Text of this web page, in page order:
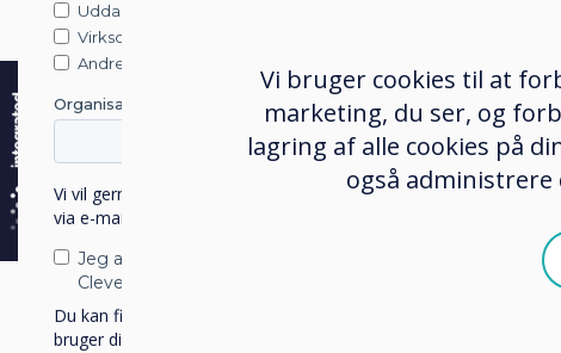
Læs mere
of
Vi bruger cookies til at
marketing, du ser, og
lagring af alle cookies på
også administrere
Uddannelse
Virksomhed
Andre
Organisationens navn
Vi vil gerne kontakte dig om vores produkter og tjenester
via e-mail, telefon eller post.
Jeg accepterer at modtage kommunikation fra
Clevertouch.
Du kan finde oplysninger om, hvordan vi indsamler og
bruger dine personlige oplysninger, i vores